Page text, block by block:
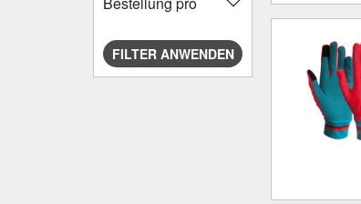
FILTER ANWENDEN